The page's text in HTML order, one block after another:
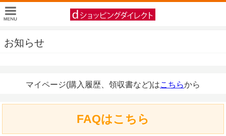
お知らせ
マイページ(購入履歴、領収書など)はこちらから
FAQはこちら